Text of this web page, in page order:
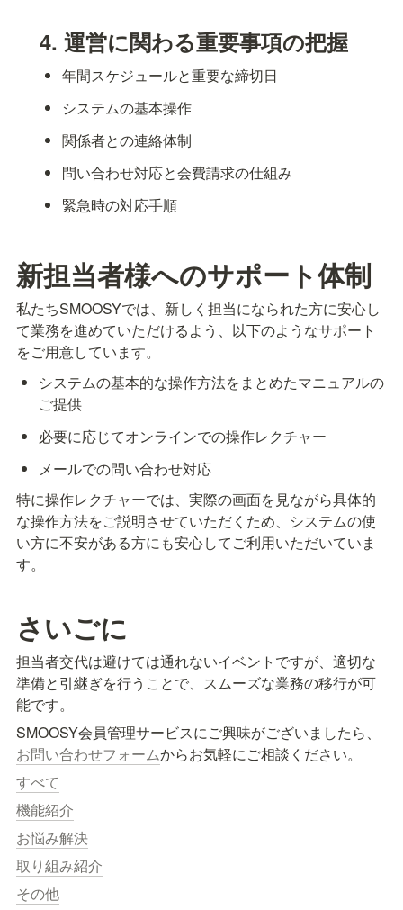
4. 運営に関わる重要事項の把握
年間スケジュールと重要な締切日
システムの基本操作
関係者との連絡体制
問い合わせ対応と会費請求の仕組み
緊急時の対応手順
新担当者様へのサポート体制
私たちSMOOSYでは、新しく担当になられた方に安心し
て業務を進めていただけるよう、以下のようなサポート
をご用意しています。
システムの基本的な操作方法をまとめたマニュアルの
ご提供
必要に応じてオンラインでの操作レクチャー
メールでの問い合わせ対応
特に操作レクチャーでは、実際の画面を見ながら具体的
な操作方法をご説明させていただくため、システムの使
い方に不安がある方にも安心してご利用いただいていま
す。
さいごに
担当者交代は避けては通れないイベントですが、適切な
準備と引継ぎを行うことで、スムーズな業務の移行が可
能です。
SMOOSY会員管理サービスにご興味がございましたら、
お問い合わせフォームからお気軽にご相談ください。
すべて
機能紹介
お悩み解決
取り組み紹介
その他